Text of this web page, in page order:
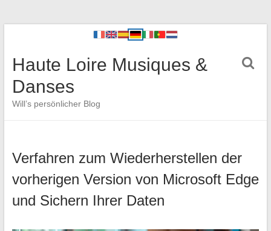
Haute Loire Musiques &
Danses
Will’s persönlicher Blog
Verfahren zum Wiederherstellen der
vorherigen Version von Microsoft Edge
und Sichern Ihrer Daten